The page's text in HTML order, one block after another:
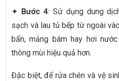
✦ Bước 4: Sử dụng dung
sạch và lau tủ bếp từ ngoài
bẩn, mảng bám hay hơi
thông mùi hiệu quả hơn.
Đặc biệt, để rửa chén và vệ